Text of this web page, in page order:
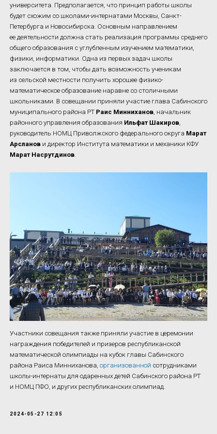
университета. Предполагается, что принцип работы школы
будет схожим со школами-интернатами Москвы, Санкт-
Петербурга и Новосибирска. Основным направлением
ее деятельности должна стать реализация программы среднего
общего образования с углубленным изучением математики,
физики, информатики. Одна из первых задач школы
заключается в том, чтобы дать возможность ученикам
из сельской местности получить хорошее физико-
математическое образование наравне со столичными
школьниками. В совещании приняли участие глава Сабинского
муниципального района РТ Раис Минниханов, начальник
районного управления образования Ильфат Шакиров,
руководитель НОМЦ Приволжского федерального округа Марат
Арсланов и директор Института математики и механики КФУ
Марат Насрутдинов.
Участники совещания также приняли участие в церемонии
награждения победителей и призеров республиканской
математической олимпиады на кубок главы Сабинского
района Раиса Минниханова, организованной сотрудниками
школы-интернаты для одаренных детей Сабинского района РТ
и НОМЦ ПФО, и других республиканских олимпиад.
2024-05-27 12:05